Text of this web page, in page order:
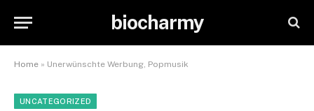
biocharmy
Home » Unerwünschte Werbung, Popmusik
UNCATEGORIZED